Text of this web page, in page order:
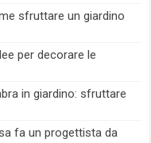
sfruttare un giardino
per decorare le
in giardino: sfruttare
fa un progettista da